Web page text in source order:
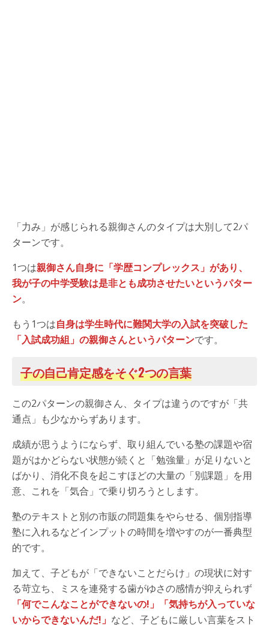
「力み」が感じられる親御さんのタイプは大別して2パ
ターンです。
1つは親御さん自身に「学歴コンプレックス」があり、
我が子の中学受験は是非とも成功させたいというパター
ン。
もう1つは自身は学生時代に難関大学の入試を突破した
「入試成功組」の親御さんというパターンです。
子の自己肯定感をそぐ2つの言葉
この2パターンの親御さん、タイプは違うのですが「共
通点」も少なからずあります。
成績が思うようにならず、取り組んでいる塾の課題や宿
題がはかどらない状態が続くと「勉強量」が足りないと
ばかり、消化不良を起こすほどの大量の「別課題」を用
意、これを「気合」で乗り切ろうとします。
塾のテキストと別の市販の問題集をやらせる、個別指導
塾に入れるなどインプットの時間を増やすのが一番典型
的です。
加えて、子どもが「できないことだらけ」の現状に対す
る苛立ち、ミスを連発する歯がゆさの感情が抑えられず
「何でこんなことができないの!」「気持ちが入っていな
いからできないんだ!」 など、子どもに厳しい言葉をスト